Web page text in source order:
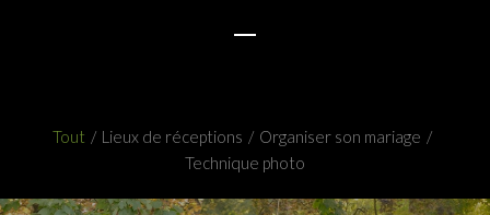
Tout / Lieux de réceptions / Organiser son mariage /
Technique photo